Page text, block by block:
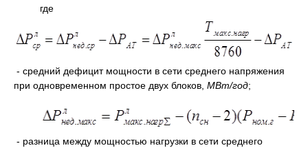
где
- средний дефицит мощности в сети среднего напряжения
при одновременном простое двух блоков, МВт/год;
- разница между мощностью нагрузки в сети среднего